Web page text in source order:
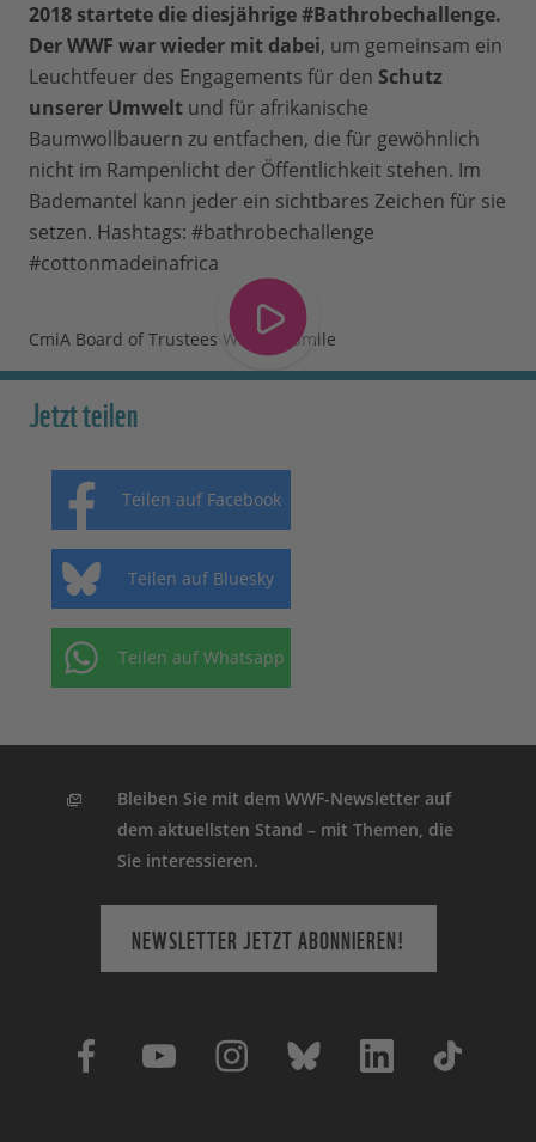
2018 startete die diesjährige #Bathrobechallenge.
Der WWF war wieder mit dabei, um gemeinsam ein
Leuchtfeuer des Engagements für den Schutz
unserer Umwelt und für afrikanische
Baumwollbauern zu entfachen, die für gewöhnlich
nicht im Rampenlicht der Öffentlichkeit stehen. Im
Bademantel kann jeder ein sichtbares Zeichen für sie
setzen. Hashtags: #bathrobechallenge
#cottonmadeinafrica
CmiA Board of Trustees Wears a Smile
Jetzt teilen
Teilen auf Facebook
Teilen auf Bluesky
Teilen auf Whatsapp
Bleiben Sie mit dem WWF-Newsletter auf
dem aktuellsten Stand – mit Themen, die
Sie interessieren.
NEWSLETTER JETZT ABONNIEREN!